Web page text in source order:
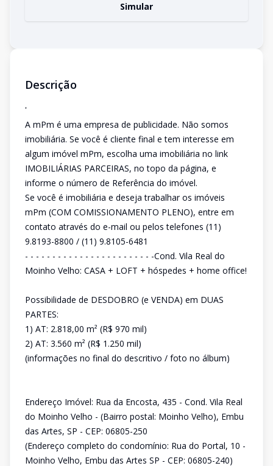
Simular
Descrição
'
A mPm é uma empresa de publicidade. Não somos
imobiliária. Se você é cliente final e tem interesse em
algum imóvel mPm, escolha uma imobiliária no link
IMOBILIÁRIAS PARCEIRAS, no topo da página, e
informe o número de Referência do imóvel.
Se você é imobiliária e deseja trabalhar os imóveis
mPm (COM COMISSIONAMENTO PLENO), entre em
contato através do e-mail ou pelos telefones (11)
9.8193-8800 / (11) 9.8105-6481
- - - - - - - - - - - - - - - - - - - - - - - -Cond. Vila Real do
Moinho Velho: CASA + LOFT + hóspedes + home office!
Possibilidade de DESDOBRO (e VENDA) em DUAS
PARTES:
1) AT: 2.818,00 m² (R$ 970 mil)
2) AT: 3.560 m² (R$ 1.250 mil)
(informações no final do descritivo / foto no álbum)
Endereço Imóvel: Rua da Encosta, 435 - Cond. Vila Real
do Moinho Velho - (Bairro postal: Moinho Velho), Embu
das Artes, SP - CEP: 06805-250
(Endereço completo do condomínio: Rua do Portal, 10 -
Moinho Velho, Embu das Artes SP - CEP: 06805-240)